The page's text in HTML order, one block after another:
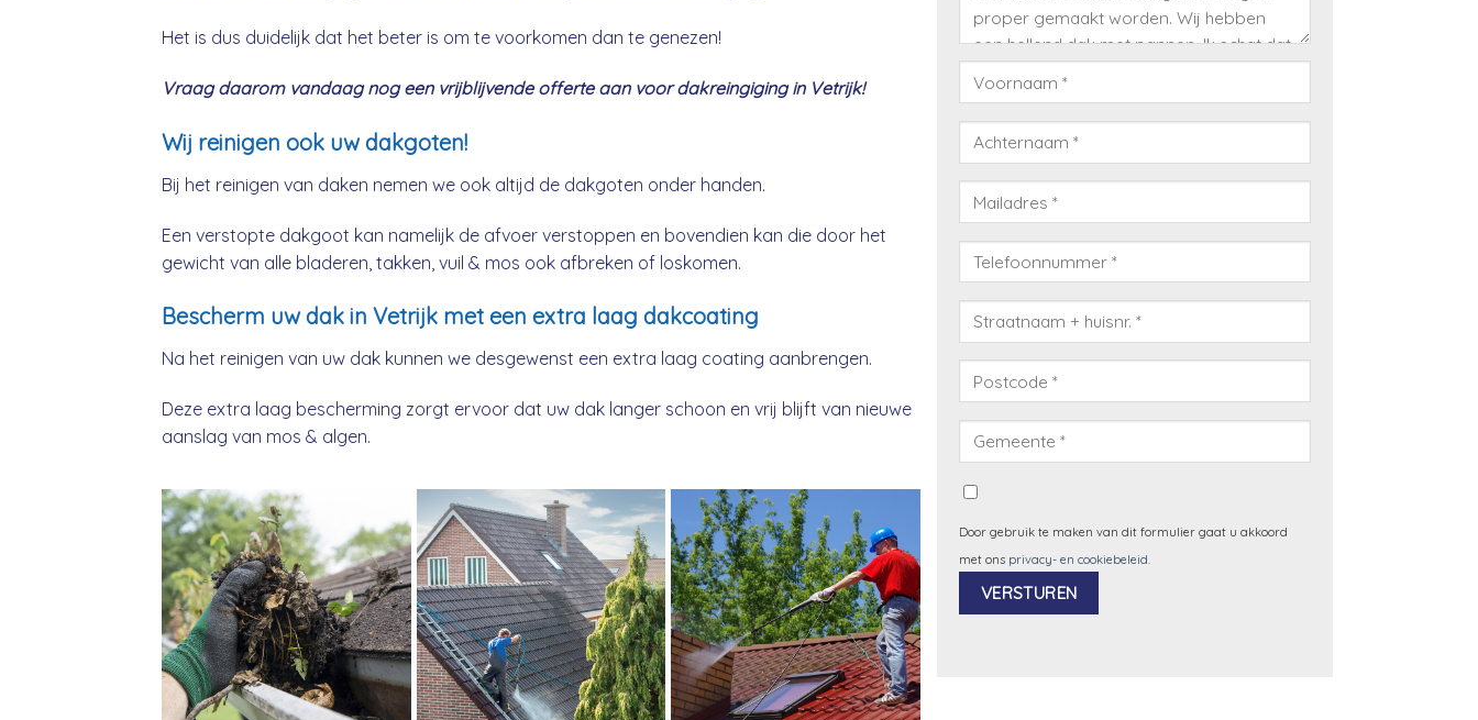
Het is dus duidelijk dat het beter is om te voorkomen dan te genezen!
Vraag daarom vandaag nog een vrijblijvende offerte aan voor dakreingiging in Vetrijk!
Wij reinigen ook uw dakgoten!
Bij het reinigen van daken nemen we ook altijd de dakgoten onder handen.
Een verstopte dakgoot kan namelijk de afvoer verstoppen en bovendien kan die door het
gewicht van alle bladeren, takken, vuil & mos ook afbreken of loskomen.
Bescherm uw dak in Vetrijk met een extra laag dakcoating
Na het reinigen van uw dak kunnen we desgewenst een extra laag coating aanbrengen.
Deze extra laag bescherming zorgt ervoor dat uw dak langer schoon en vrij blijft van nieuwe
aanslag van mos & algen.
Door gebruik te maken van dit formulier gaat u akkoord
met ons privacy- en cookiebeleid.